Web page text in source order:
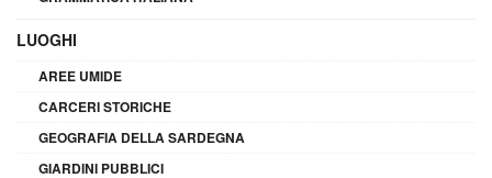
LUOGHI
AREE UMIDE
CARCERI STORICHE
GEOGRAFIA DELLA SARDEGNA
GIARDINI PUBBLICI